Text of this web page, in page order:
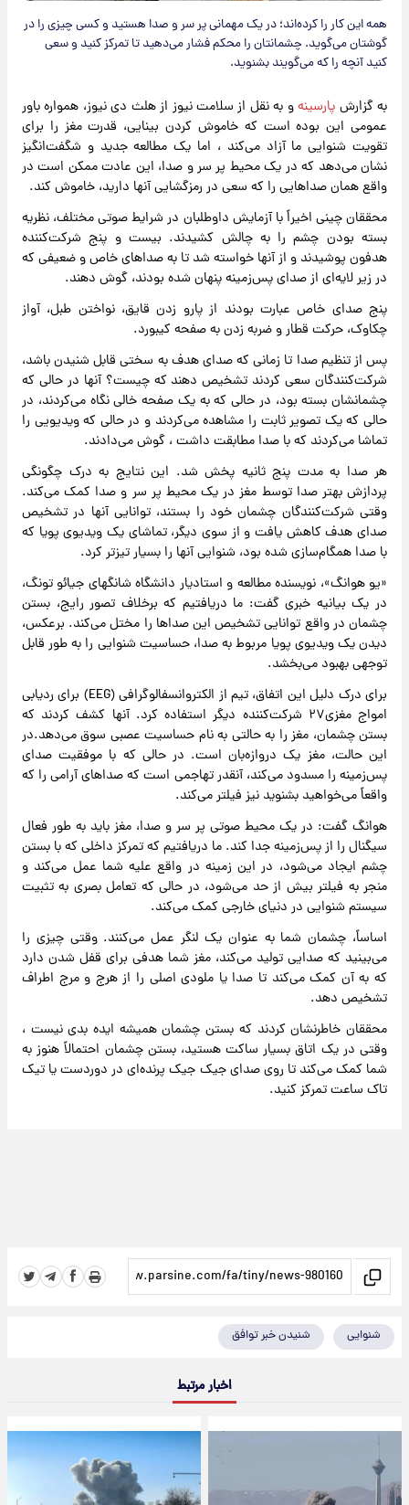
همه این کار را کرده‌اند؛ در یک مهمانی پر سر و صدا هستید و کسی چیزی را در
گوشتان می‌گوید. چشمانتان را محکم فشار می‌دهید تا تمرکز کنید و سعی
کنید آنچه را که می‌گویند بشنوید.
به گزارش پارسینهو به نقل از سلامت نیوز از هلث دی نیوز، همواره باور
عمومی این بوده است که خاموش کردن بینایی، قدرت مغز را برای
تقویت شنوایی ما آزاد می‌کند ، اما یک مطالعه جدید و شگفت‌انگیز
نشان می‌دهد که در یک محیط پر سر و صدا، این عادت ممکن است در
واقع همان صداهایی را که سعی در رمزگشایی آنها دارید، خاموش کند.
محققان چینی اخیراً با آزمایش داوطلبان در شرایط صوتی مختلف، نظریه
بسته بودن چشم را به چالش کشیدند. بیست و پنج شرکت‌کننده
هدفون پوشیدند و از آنها خواسته شد تا به صداهای خاص و ضعیفی که
در زیر لایه‌ای از صدای پس‌زمینه پنهان شده بودند، گوش دهند.
پنج صدای خاص عبارت بودند از پارو زدن قایق، نواختن طبل، آواز
چکاوک، حرکت قطار و ضربه زدن به صفحه کیبورد.
پس از تنظیم صدا تا زمانی که صدای هدف به سختی قابل شنیدن باشد،
شرکت‌کنندگان سعی کردند تشخیص دهند که چیست؟ آنها در حالی که
چشمانشان بسته بود، در حالی که به یک صفحه خالی نگاه می‌کردند، در
حالی که یک تصویر ثابت را مشاهده می‌کردند و در حالی که ویدیویی را
تماشا می‌کردند که با صدا مطابقت داشت ، گوش می‌دادند.
هر صدا به مدت پنج ثانیه پخش شد. این نتایج به درک چگونگی
پردازش بهتر صدا توسط مغز در یک محیط پر سر و صدا کمک می‌کند.
وقتی شرکت‌کنندگان چشمان خود را بستند، توانایی آنها در تشخیص
صدای هدف کاهش یافت و از سوی دیگر، تماشای یک ویدیوی پویا که
با صدا همگام‌سازی شده بود، شنوایی آنها را بسیار تیزتر کرد.
«یو هوانگ»، نویسنده مطالعه و استادیار دانشگاه شانگهای جیائو تونگ،
در یک بیانیه خبری گفت: ما دریافتیم که برخلاف تصور رایج، بستن
چشمان در واقع توانایی تشخیص این صداها را مختل می‌کند. برعکس،
دیدن یک ویدیوی پویا مربوط به صدا، حساسیت شنوایی را به طور قابل
توجهی بهبود می‌بخشد.
برای درک دلیل این اتفاق، تیم از الکتروانسفالوگرافی (EEG) برای ردیابی
امواج مغزی۲۷ شرکت‌کننده دیگر استفاده کرد. آنها کشف کردند که
بستن چشمان، مغز را به حالتی به نام حساسیت عصبی سوق می‌دهد.در
این حالت، مغز یک دروازه‌بان است. در حالی که با موفقیت صدای
پس‌زمینه را مسدود می‌کند، آنقدر تهاجمی است که صداهای آرامی را که
واقعاً می‌خواهید بشنوید نیز فیلتر می‌کند.
هوانگ گفت: در یک محیط صوتی پر سر و صدا، مغز باید به طور فعال
سیگنال را از پس‌زمینه جدا کند. ما دریافتیم که تمرکز داخلی که با بستن
چشم ایجاد می‌شود، در این زمینه در واقع علیه شما عمل می‌کند و
منجر به فیلتر بیش از حد می‌شود، در حالی که تعامل بصری به تثبیت
سیستم شنوایی در دنیای خارجی کمک می‌کند.
اساساً، چشمان شما به عنوان یک لنگر عمل می‌کنند. وقتی چیزی را
می‌بینید که صدایی تولید می‌کند، مغز شما هدفی برای قفل شدن دارد
که به آن کمک می‌کند تا صدا یا ملودی اصلی را از هرج و مرج اطراف
تشخیص دهد.
محققان خاطرنشان کردند که بستن چشمان همیشه ایده بدی نیست ،
وقتی در یک اتاق بسیار ساکت هستید، بستن چشمان احتمالاً هنوز به
شما کمک می‌کند تا روی صدای جیک جیک پرنده‌ای در دوردست یا تیک
تاک ساعت تمرکز کنید.
شنوایی شنیدن خبر توافق
اخبار مرتبط